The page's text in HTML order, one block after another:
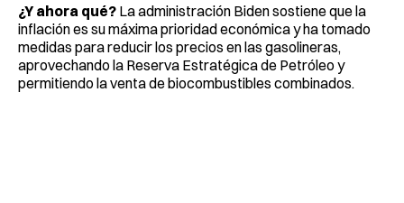
¿Y ahora qué? La administración Biden sostiene que la
inflación es su máxima prioridad económica y ha tomado
medidas para reducir los precios en las gasolineras,
aprovechando la Reserva Estratégica de Petróleo y
permitiendo la venta de biocombustibles combinados.